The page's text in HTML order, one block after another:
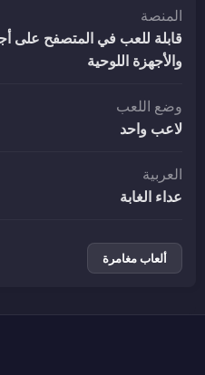
المنصة
قابلة للعب في المتصفح على
والأجهزة اللوحية
وضع اللعب
لاعب واحد
العربية
عداء الغابة
ألعاب مغامرة